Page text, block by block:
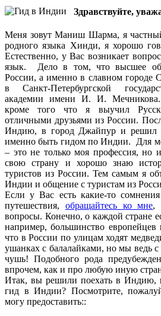
Здравствуйте,
Меня зовут Маниш Шарма, я
родного языка Хинди, я хорошо
Естественно, у Вас возникает
язык. Дело в том, что высшее
России, а именно в славном городе
в Санкт-Петербургской
академии имени И. И. Мечникова.
кроме того что я выучил
отличными друзьями из России.
Индию, в город Джайпур и решил
именно быть гидом по Индии. Для
– это не только моя профессия,
свою страну и хорошо знаю
туристов из России. Тем самым я
Индии и общение с туристам из
Если у Вас есть какие-то
путешествия, обращайтесь ко мне,
вопросы. Конечно, о каждой стране
например, большинство европейцев
что в России по улицам ходят
ушанках с балалайками, но мы ведь
чушь! Подобного рода
впрочем, как и про любую иную
Итак, вы решили поехать в Индию,
гид в Индии? Посмотрите,
могу предоставить::